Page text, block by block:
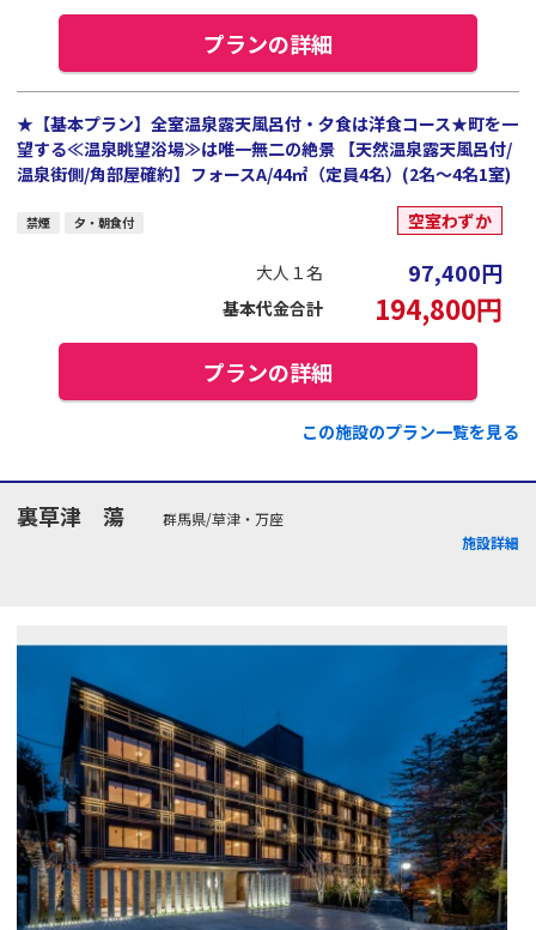
プランの詳細
★【基本プラン】全室温泉露天風呂付・夕食は洋食コース★町を一
望する≪温泉眺望浴場≫は唯一無二の絶景 【天然温泉露天風呂付/
温泉街側/角部屋確約】フォースA/44㎡（定員4名）(2名～4名1室)
禁煙 夕・朝食付 空室わずか
大人１名 97,400円
基本代金合計 194,800円
プランの詳細
この施設のプラン一覧を見る
裏草津 蕩
群馬県/草津・万座
施設詳細